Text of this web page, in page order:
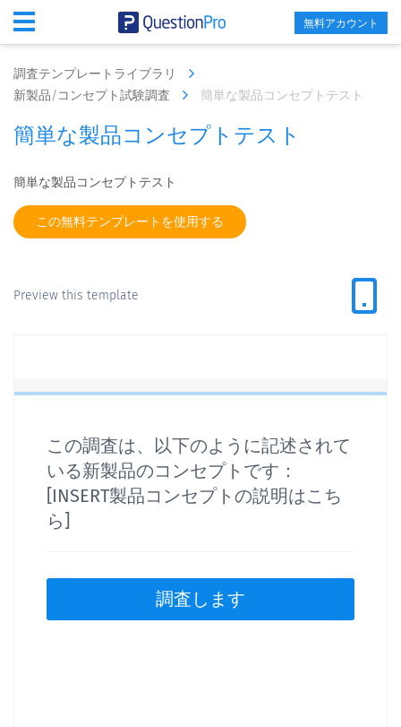
無料アカウント
調査テンプレートライブラリ
新製品/コンセプト試験調査
簡単な製品コンセプトテスト
簡単な製品コンセプトテスト
簡単な製品コンセプトテスト
この無料テンプレートを使用する
Preview this template